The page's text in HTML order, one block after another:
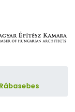
Rábasebes